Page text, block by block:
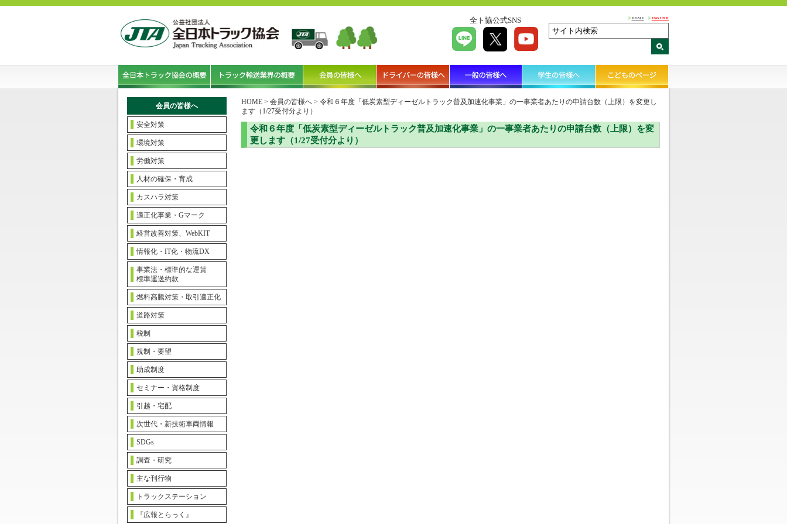
全ト協公式SNS HOME ENGLISH
会員の皆様へ
安全対策
環境対策
労働対策
人材の確保・育成
カスハラ対策
適正化事業・Gマーク
経営改善対策、WebKIT
情報化・IT化・物流DX
事業法・標準的な運賃
標準運送約款
燃料高騰対策・取引適正化
道路対策
税制
規制・要望
助成制度
セミナー・資格制度
引越・宅配
次世代・新技術車両情報
SDGs
調査・研究
主な刊行物
トラックステーション
『広報とらっく』
HOME > 会員の皆様へ > 令和６年度「低炭素型ディーゼルトラック普及加速化事業」の一事業者あたりの申請台数（上限）を変更し
ます（1/27受付分より）
令和６年度「低炭素型ディーゼルトラック普及加速化事業」の一事業者あたりの申請台数（上限）を変
更します（1/27受付分より）